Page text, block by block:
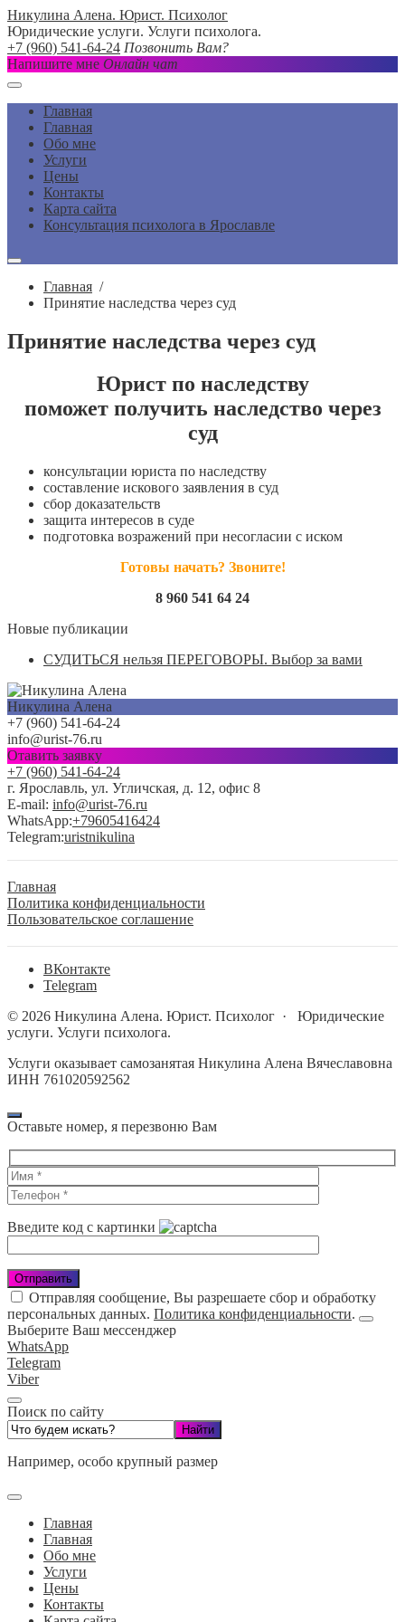
Никулина Алена. Юрист. Психолог
Юридические услуги. Услуги психолога.
+7 (960) 541-64-24 Позвонить Вам?
Напишите мне Онлайн чат
Главная
Главная
Обо мне
Услуги
Цены
Контакты
Карта сайта
Консультация психолога в Ярославле
Главная /
Принятие наследства через суд
Принятие наследства через суд
Юрист по наследству
поможет получить наследство через
суд
консультации юриста по наследству
составление искового заявления в суд
сбор доказательств
защита интересов в суде
подготовка возражений при несогласии с иском
Готовы начать? Звоните!
8 960 541 64 24
Новые публикации
СУДИТЬСЯ нельзя ПЕРЕГОВОРЫ. Выбор за вами
Никулина Алена
+7 (960) 541-64-24
info@urist-76.ru
Отавить заявку
+7 (960) 541-64-24
г. Ярославль, ул. Угличская, д. 12, офис 8
E-mail: info@urist-76.ru
WhatsApp:+79605416424
Telegram:uristnikulina
Главная
Политика конфиденциальности
Пользовательское соглашение
BКонтакте
Telegram
© 2026 Никулина Алена. Юрист. Психолог · Юридические
услуги. Услуги психолога.
Услуги оказывает самозанятая Никулина Алена Вячеславовна
ИНН 761020592562
Оставьте номер, я перезвоню Вам
Введите код с картинки
Отправляя сообщение, Вы разрешаете сбор и обработку
персональных данных. Политика конфиденциальности.
Выберите Ваш мессенджер
WhatsApp
Telegram
Viber
Поиск по сайту
Например, особо крупный размер
Главная
Главная
Обо мне
Услуги
Цены
Контакты